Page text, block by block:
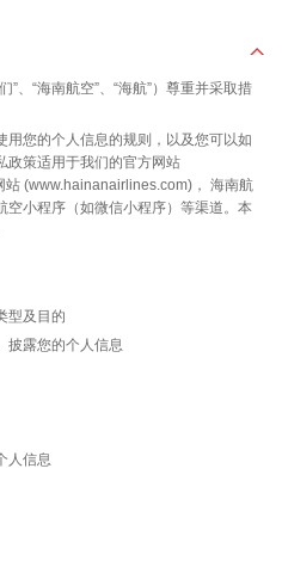
、“海南航空”、“海航”）尊重并采取措
您的个人信息的规则，以及您可以如
政策适用于我们的官方网站
站 (www.hainanairlines.com)， 海南航
空小程序（如微信小程序）等渠道。本
型及目的
披露您的个人信息
人信息